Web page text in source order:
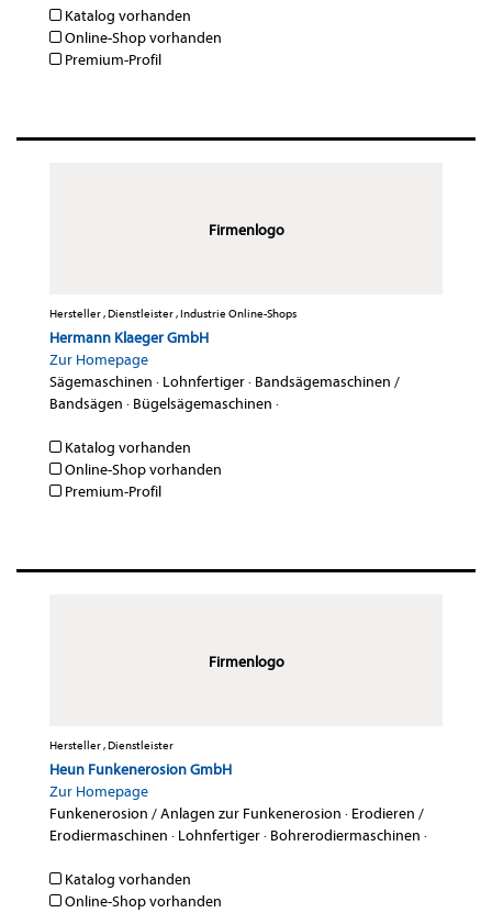
Katalog vorhanden
Online-Shop vorhanden
Premium-Profil
Firmenlogo
Hersteller , Dienstleister , Industrie Online-Shops
Hermann Klaeger GmbH
Zur Homepage
Sägemaschinen · Lohnfertiger· Bandsägemaschinen /
Bandsägen · Bügelsägemaschinen ·
Katalog vorhanden
Online-Shop vorhanden
Premium-Profil
Firmenlogo
Hersteller , Dienstleister
Heun Funkenerosion GmbH
Zur Homepage
Funkenerosion / Anlagen zur Funkenerosion · Erodieren /
Erodiermaschinen · Lohnfertiger· Bohrerodiermaschinen ·
Katalog vorhanden
Online-Shop vorhanden